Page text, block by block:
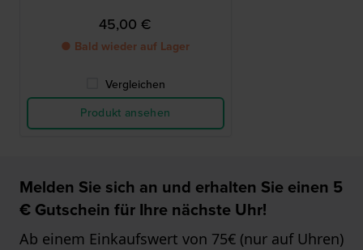
45,00 €
● Bald wieder auf Lager
Vergleichen
Produkt ansehen
Melden Sie sich an und erhalten Sie einen 5
€ Gutschein für Ihre nächste Uhr!
Ab einem Einkaufswert von 75€ (nur auf Uhren)